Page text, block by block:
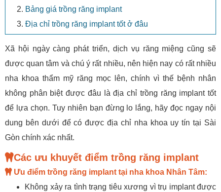
Bảng giá trồng răng implant
Địa chỉ trồng răng implant tốt ở đâu
Xã hội ngày càng phát triển, dịch vụ răng miệng cũng sẽ
được quan tâm và chú ý rất nhiều, nên hiện nay có rất nhiều
nha khoa thẩm mỹ răng mọc lên, chính vì thế bệnh nhân
không phân biệt được đâu là địa chỉ trồng răng implant tốt
để lựa chọn. Tuy nhiên bạn đừng lo lắng, hãy đọc ngay nội
dung bên dưới để có được địa chỉ nha khoa uy tín tại Sài
Gòn chính xác nhất.
Các ưu khuyết điểm trồng răng implant
Ưu điểm trồng răng implant tại nha khoa Nhân Tâm:
Không xảy ra tình trạng tiêu xương vì trụ implant được